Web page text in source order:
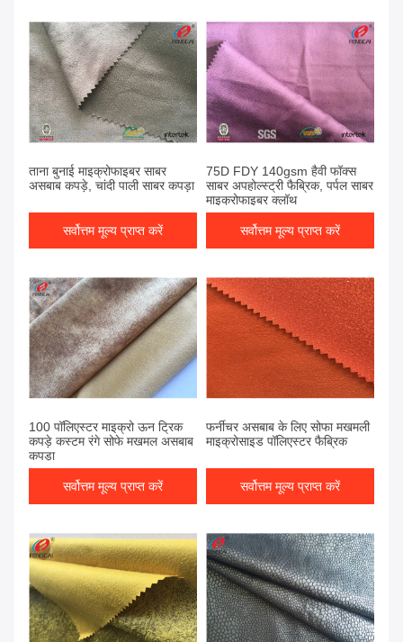
ताना बुनाई माइक्रोफाइबर साबर
असबाब कपड़े, चांदी पाली साबर कपड़ा
सर्वोत्तम मूल्य प्राप्त करें
75D FDY 140gsm हैवी फॉक्स
साबर अपहोल्स्ट्री फैब्रिक, पर्पल साबर
माइक्रोफाइबर क्लॉथ
सर्वोत्तम मूल्य प्राप्त करें
100 पॉलिएस्टर माइक्रो ऊन ट्रिक
कपड़े कस्टम रंगे सोफे मखमल असबाब
कपड़ा
सर्वोत्तम मूल्य प्राप्त करें
फर्नीचर असबाब के लिए सोफा मखमली
माइक्रोसाइड पॉलिएस्टर फैब्रिक
सर्वोत्तम मूल्य प्राप्त करें